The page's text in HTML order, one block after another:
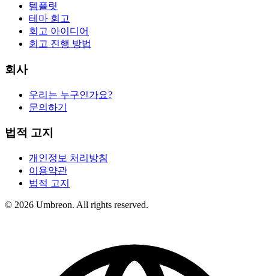
템플릿
테마 회고
회고 아이디어
회고 진행 방법
회사
우리는 누구인가요?
문의하기
법적 고지
개인정보 처리방침
이용약관
법적 고지
© 2026 Umbreon. All rights reserved.